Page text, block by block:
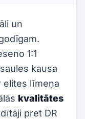
un
1:1
kausa
elites līmeņa
kvalitātes
pret DR